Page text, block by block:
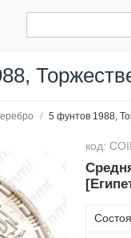
/ 5 фунтов 1988,
код: